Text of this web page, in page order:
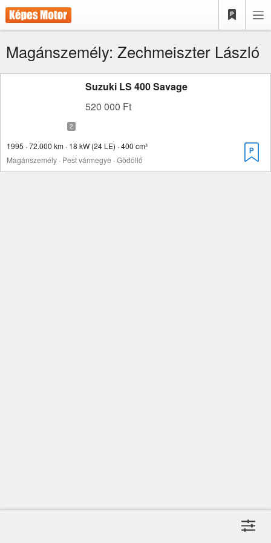
Magánszemély: Zechmeiszter László
Suzuki LS 400 Savage
520 000 Ft
1995 · 72.000 km · 18 kW (24 LE) · 400 cm³
Magánszemély · Pest vármegye · Gödöllő